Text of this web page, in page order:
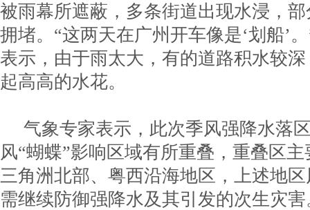
被雨幕所遮蔽，多条街道出现水浸，
拥堵。“这两天在广州开车像是‘划船’
表示，由于雨太大，有的道路积水较
起高高的水花。
气象专家表示，此次季风强降水落
风“蝴蝶”影响区域有所重叠，重叠区
三角洲北部、粤西沿海地区，上述地
需继续防御强降水及其引发的次生灾害